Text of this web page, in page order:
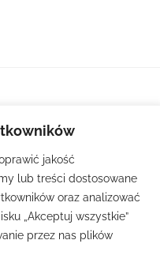
jakość
lub treści dostosowane
oraz analizować
„Akceptuj wszystkie”
przez nas plików